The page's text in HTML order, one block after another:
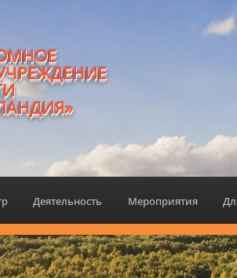
Деятельность Мероприятия